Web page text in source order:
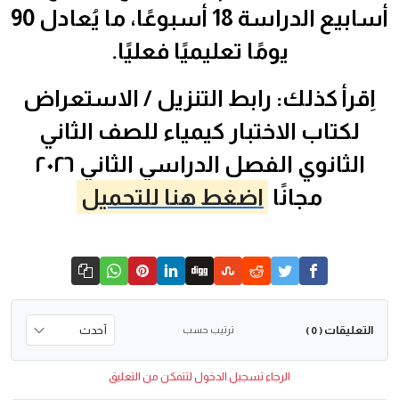
أسابيع الدراسة 18 أسبوعًا، ما يُعادل 90
يومًا تعليميًا فعليًا.
اِقرأ كذلك: رابط التنزيل / الاستعراض
لكتاب الاختبار كيمياء للصف الثاني
الثانوي الفصل الدراسي الثاني ٢٠٢٦
مجانًا اضغط هنا للتحميل
التعليقات ( 0 ) ترتيب حسب
الرجاء تسجيل الدخول لتتمكن من التعليق